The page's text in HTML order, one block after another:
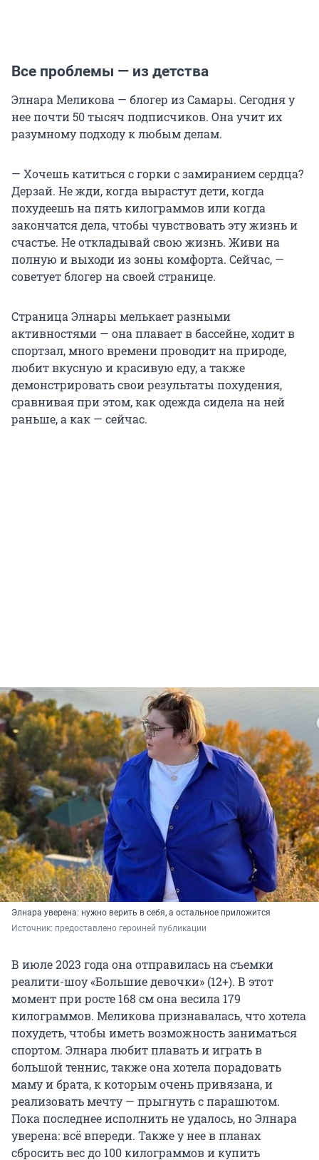
Все проблемы — из детства
Элнара Меликова — блогер из Самары. Сегодня у
нее почти 50 тысяч подписчиков. Она учит их
разумному подходу к любым делам.
— Хочешь катиться с горки с замиранием сердца?
Дерзай. Не жди, когда вырастут дети, когда
похудеешь на пять килограммов или когда
закончатся дела, чтобы чувствовать эту жизнь и
счастье. Не откладывай свою жизнь. Живи на
полную и выходи из зоны комфорта. Сейчас, —
советует блогер на своей странице.
Страница Элнары мелькает разными
активностями — она плавает в бассейне, ходит в
спортзал, много времени проводит на природе,
любит вкусную и красивую еду, а также
демонстрировать свои результаты похудения,
сравнивая при этом, как одежда сидела на ней
раньше, а как — сейчас.
Элнара уверена: нужно верить в себя, а остальное приложится
Источник: предоставлено героиней публикации
В июле 2023 года она отправилась на съемки
реалити-шоу «Большие девочки» (12+). В этот
момент при росте 168 см она весила 179
килограммов. Меликова признавалась, что хотела
похудеть, чтобы иметь возможность заниматься
спортом. Элнара любит плавать и играть в
большой теннис, также она хотела порадовать
маму и брата, к которым очень привязана, и
реализовать мечту — прыгнуть с парашютом.
Пока последнее исполнить не удалось, но Элнара
уверена: всё впереди. Также у нее в планах
сбросить вес до 100 килограммов и купить